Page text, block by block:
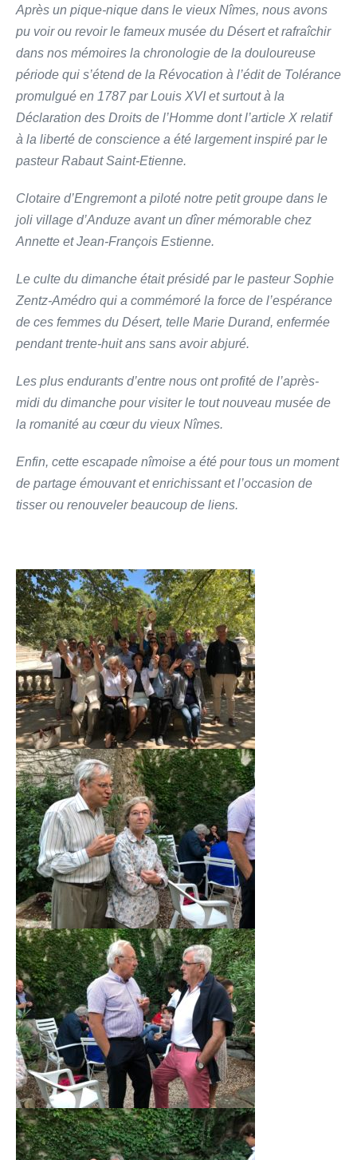
Après un pique-nique dans le vieux Nîmes, nous avons
pu voir ou revoir le fameux musée du Désert et rafraîchir
dans nos mémoires la chronologie de la douloureuse
période qui s’étend de la Révocation à l’édit de Tolérance
promulgué en 1787 par Louis XVI et surtout à la
Déclaration des Droits de l’Homme dont l’article X relatif
à la liberté de conscience a été largement inspiré par le
pasteur Rabaut Saint-Etienne.
Clotaire d’Engremont a piloté notre petit groupe dans le
joli village d’Anduze avant un dîner mémorable chez
Annette et Jean-François Estienne.
Le culte du dimanche était présidé par le pasteur Sophie
Zentz-Amédro qui a commémoré la force de l’espérance
de ces femmes du Désert, telle Marie Durand, enfermée
pendant trente-huit ans sans avoir abjuré.
Les plus endurants d’entre nous ont profité de l’après-
midi du dimanche pour visiter le tout nouveau musée de
la romanité au cœur du vieux Nîmes.
Enfin, cette escapade nîmoise a été pour tous un moment
de partage émouvant et enrichissant et l’occasion de
tisser ou renouveler beaucoup de liens.